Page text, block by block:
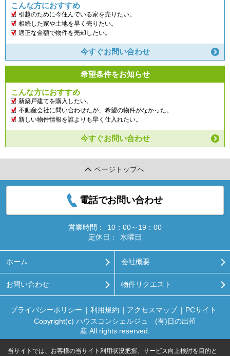
こんな方におすすめ
引越のために今住んでいる家を売りたい。
相続した家や土地を早く売りたい。
適正な金額で物件を売却したい。
今すぐお問い合わせ
希望条件をお知らせ
こんな方におすすめ
新築戸建てを購入したい。
不動産会社に問い合わせたが、希望の物件がなかった。
新しい物件情報を誰よりも早く仕入れたい。
今すぐお問い合わせ
ページトップへ
電話でお問い合わせ
営業時間：
10：00～19：00
定休日：
水曜日
ホーム 会社概要
お問い合わせ 物件リクエスト
プライバシーポリシー 利用規約 アクセスマップ
PCサイト
Copyright(c) ハウスコンシェルジュ (有)日の出殖
産 All rights reserved.
当サイトでは、お客様の当サイト利用状況把握、サービス向上検討を目的と